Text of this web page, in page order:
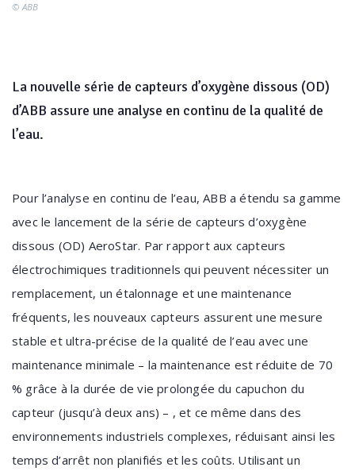
© ABB
La nouvelle série de capteurs d’oxygène dissous (OD)
d’ABB assure une analyse en continu de la qualité de
l’eau.
Pour l’analyse en continu de l’eau, ABB a étendu sa gamme
avec le lancement de la série de capteurs d’oxygène
dissous (OD) AeroStar. Par rapport aux capteurs
électrochimiques traditionnels qui peuvent nécessiter un
remplacement, un étalonnage et une maintenance
fréquents, les nouveaux capteurs assurent une mesure
stable et ultra-précise de la qualité de l’eau avec une
maintenance minimale – la maintenance est réduite de 70
% grâce à la durée de vie prolongée du capuchon du
capteur (jusqu’à deux ans) – , et ce même dans des
environnements industriels complexes, réduisant ainsi les
temps d’arrêt non planifiés et les coûts. Utilisant un